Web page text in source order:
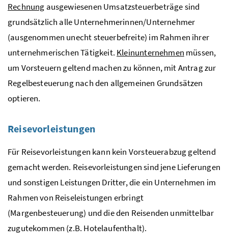
Rechnung ausgewiesenen Umsatzsteuerbeträge sind
grundsätzlich alle Unternehmerinnen/Unternehmer
(ausgenommen unecht steuerbefreite) im Rahmen ihrer
unternehmerischen Tätigkeit. Kleinunternehmen müssen,
um Vorsteuern geltend machen zu können, mit Antrag zur
Regelbesteuerung nach den allgemeinen Grundsätzen
optieren.
Reisevorleistungen
Für Reisevorleistungen kann kein Vorsteuerabzug geltend
gemacht werden. Reisevorleistungen sind jene Lieferungen
und sonstigen Leistungen Dritter, die ein Unternehmen im
Rahmen von Reiseleistungen erbringt
(Margenbesteuerung) und die den Reisenden unmittelbar
zugutekommen (z.B. Hotelaufenthalt).